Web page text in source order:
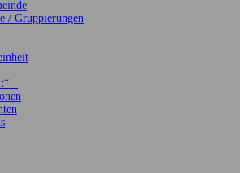
/ Gruppierungen
–